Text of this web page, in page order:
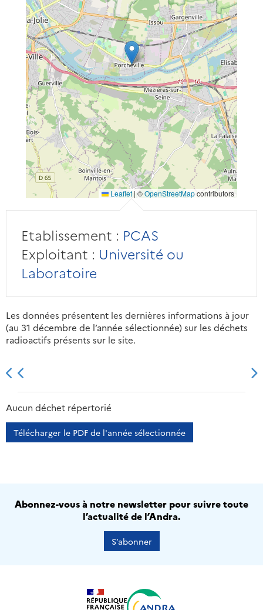
Leaflet | ©OpenStreetMapcontributors
Etablissement : PCAS
Exploitant : Université ou
Laboratoire
Les données présentent les dernières informations à jour
(au 31 décembre de l’année sélectionnée) sur les déchets
radioactifs présents sur le site.
2013 2014
Aucun déchet répertorié
Télécharger le PDF de l'année sélectionnée
Abonnez-vous à notre newsletter pour suivre toute
l’actualité de l’Andra.
S’abonner